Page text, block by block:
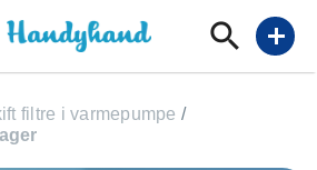
add
filtre i varmepumpe /